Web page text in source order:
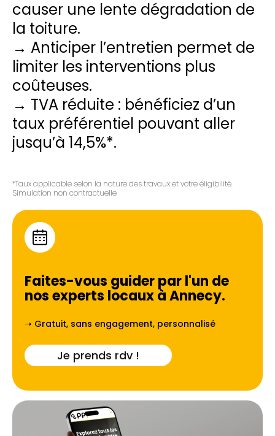
causer une lente dégradation de
la toiture.
→ Anticiper l’entretien permet de
limiter les interventions plus
coûteuses.
→ TVA réduite : bénéficiez d’un
taux préférentiel pouvant aller
jusqu’à 14,5%*.
*Taux applicable selon la nature des travaux et votre éligibilité.
Simulation non contractuelle
Faites-vous guider par l'un de
nos experts locaux àAnnecy.
➝ Gratuit, sans engagement, personnalisé
Je prends rdv !